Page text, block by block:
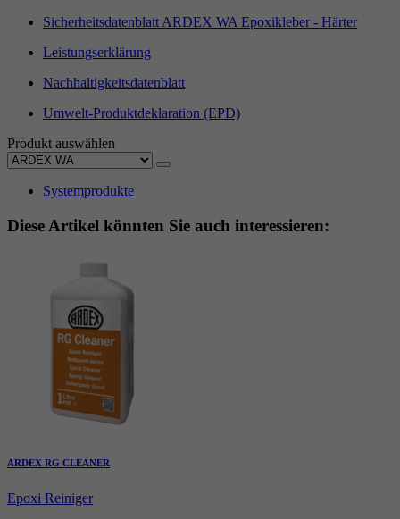
Sicherheitsdatenblatt ARDEX WA Epoxikleber - Härter
Leistungserklärung
Nachhaltigkeitsdatenblatt
Umwelt-Produktdeklaration (EPD)
Produkt auswählen
Systemprodukte
Diese Artikel könnten Sie auch interessieren:
ARDEX RG CLEANER
Epoxi Reiniger